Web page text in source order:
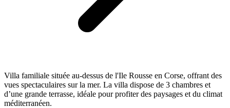
Villa familiale située au-dessus de l'Ile Rousse en Corse, offrant des
vues spectaculaires sur la mer. La villa dispose de 3 chambres et
d’une grande terrasse, idéale pour profiter des paysages et du climat
méditerranéen.